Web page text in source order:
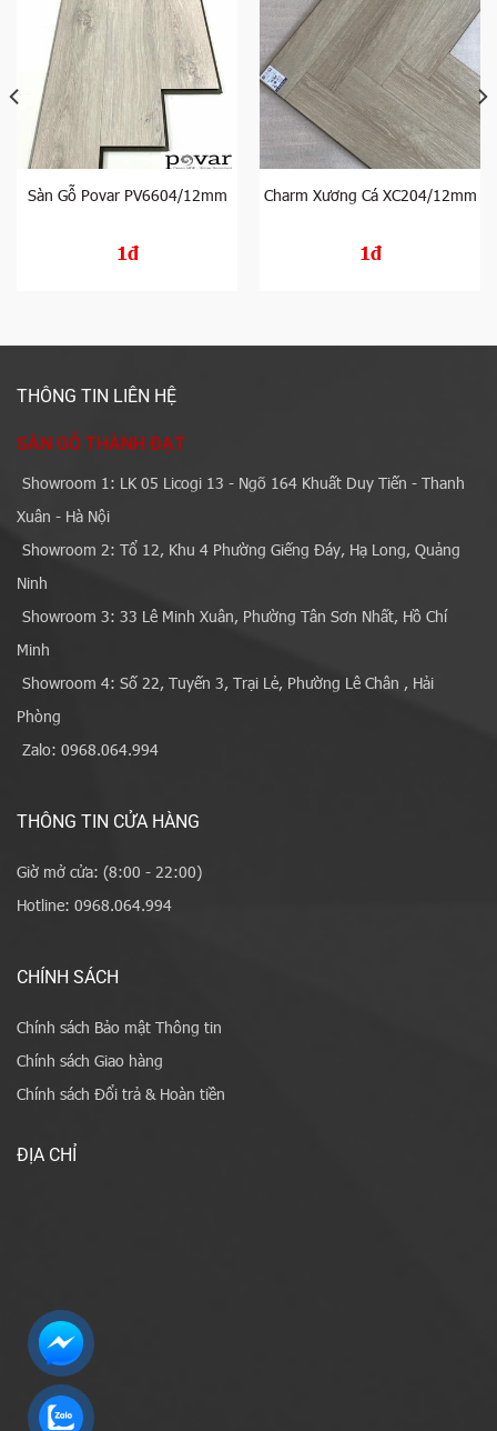
Sàn Gỗ Povar PV6604/12mm
1đ
Charm Xương Cá XC204/12mm
1đ
THÔNG TIN LIÊN HỆ
SÀN GỖ THÀNH ĐẠT
Showroom 1: LK 05 Licogi 13 - Ngõ 164 Khuất Duy Tiến - Thanh
Xuân - Hà Nội
Showroom 2: Tổ 12, Khu 4 Phường Giếng Đáy, Hạ Long, Quảng
Ninh
Showroom 3: 33 Lê Minh Xuân, Phường Tân Sơn Nhất, Hồ Chí
Minh
Showroom 4: Số 22, Tuyến 3, Trại Lẻ, Phường Lê Chân , Hải
Phòng
Zalo: 0968.064.994
THÔNG TIN CỬA HÀNG
Giờ mở cửa: (8:00 - 22:00)
Hotline: 0968.064.994
CHÍNH SÁCH
Chính sách Bảo mật Thông tin
Chính sách Giao hàng
Chính sách Đổi trả & Hoàn tiền
ĐỊA CHỈ